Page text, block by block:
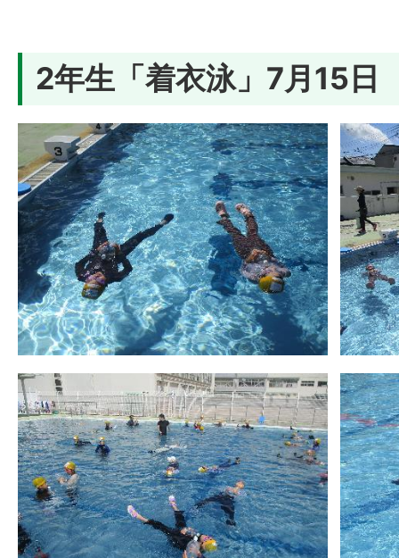
2年生「着衣泳」7月15日